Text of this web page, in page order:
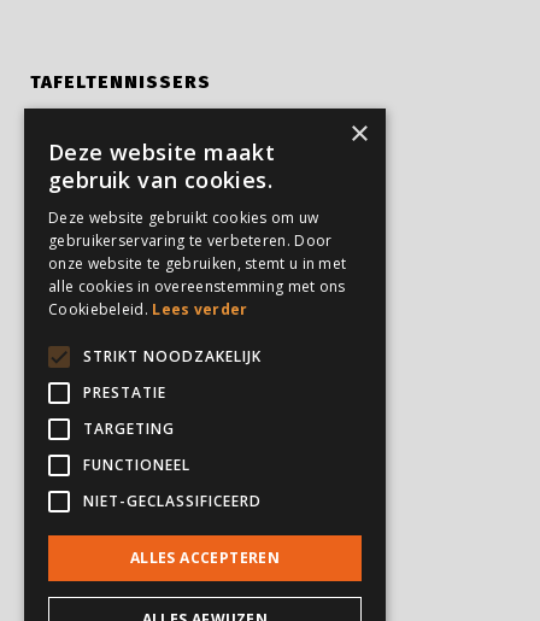
TAFELTENNISSERS
Kampen
Privé trainingen
Verjaardagsfeestjes
PARTICULIEREN
Verjaardagsfeestjes
Kampen
Privé trainingen
INSTELLINGEN
Zorginstellingen
×
Deze website maakt
gebruik van cookies.
Deze website gebruikt cookies om uw
gebruikerservaring te verbeteren. Door
onze website te gebruiken, stemt u in met
alle cookies in overeenstemming met ons
Cookiebeleid. Lees verder
STRIKT NOODZAKELIJK
PRESTATIE
TARGETING
FUNCTIONEEL
NIET-GECLASSIFICEERD
ALLES ACCEPTEREN